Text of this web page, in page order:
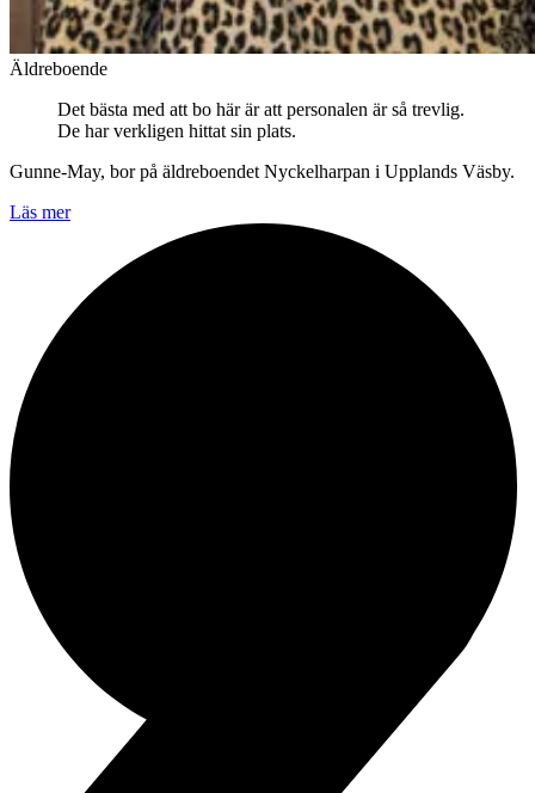
Äldreboende
Det bästa med att bo här är att personalen är så trevlig.
De har verkligen hittat sin plats.
Gunne-May, bor på äldreboendet Nyckelharpan i Upplands Väsby.
Läs mer